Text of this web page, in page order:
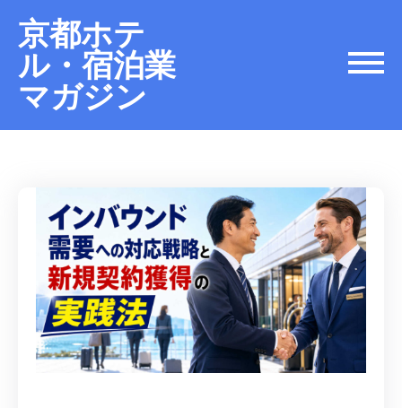
京都ホテ
ル・宿泊業
マガジン